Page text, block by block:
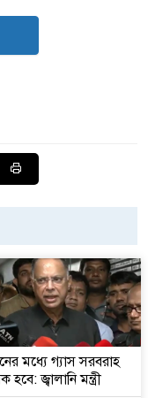
মধ্যে গ্যাস সরবরাহ
হবে: জ্বালানি মন্ত্রী